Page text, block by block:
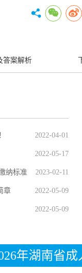
答案解析
2022-04-01
2022-05-17
2023-02-11
纳标准
2022-05-09
章
2022-05-09
年湖南省